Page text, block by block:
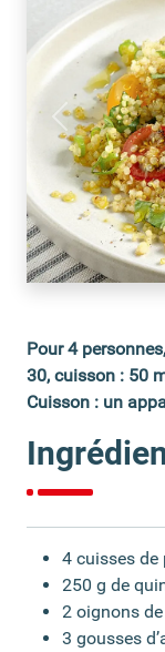
Précédent
Pour 4
30, cuisson : 50
Cuisson : un
4 cuisses de
250 g de
2 oignons
3 gousses